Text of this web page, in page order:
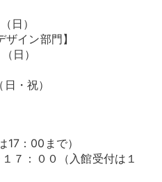
日）
イン部門】
日）
・祝）
：00まで）
７：００（入館受付は１